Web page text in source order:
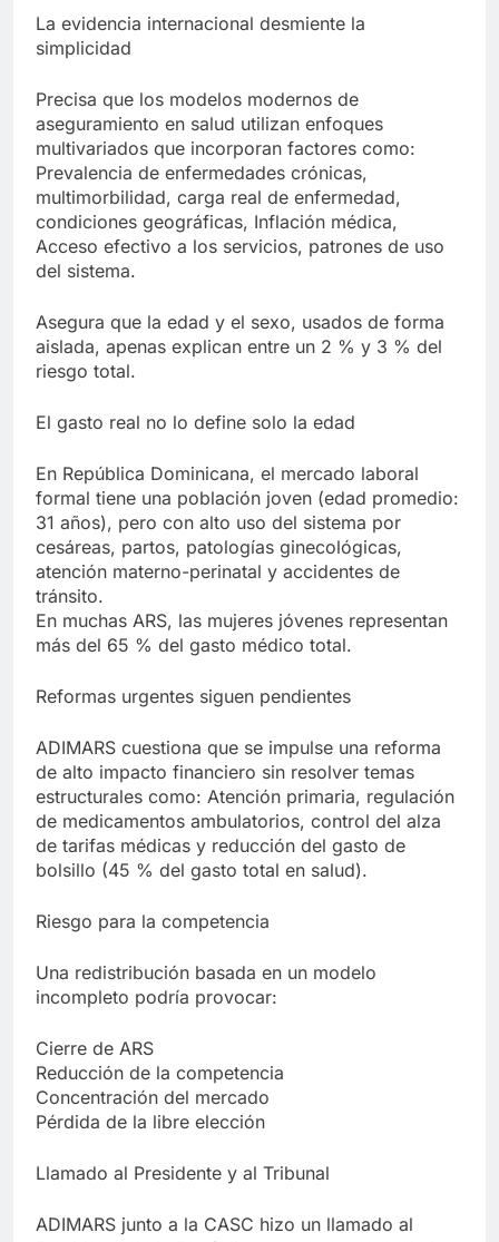
La evidencia internacional desmiente la
simplicidad
Precisa que los modelos modernos de
aseguramiento en salud utilizan enfoques
multivariados que incorporan factores como:
Prevalencia de enfermedades crónicas,
multimorbilidad, carga real de enfermedad,
condiciones geográficas, Inflación médica,
Acceso efectivo a los servicios, patrones de uso
del sistema.
Asegura que la edad y el sexo, usados de forma
aislada, apenas explican entre un 2 % y 3 % del
riesgo total.
El gasto real no lo define solo la edad
En República Dominicana, el mercado laboral
formal tiene una población joven (edad promedio:
31 años), pero con alto uso del sistema por
cesáreas, partos, patologías ginecológicas,
atención materno-perinatal y accidentes de
tránsito.
En muchas ARS, las mujeres jóvenes representan
más del 65 % del gasto médico total.
Reformas urgentes siguen pendientes
ADIMARS cuestiona que se impulse una reforma
de alto impacto financiero sin resolver temas
estructurales como: Atención primaria, regulación
de medicamentos ambulatorios, control del alza
de tarifas médicas y reducción del gasto de
bolsillo (45 % del gasto total en salud).
Riesgo para la competencia
Una redistribución basada en un modelo
incompleto podría provocar:
Cierre de ARS
Reducción de la competencia
Concentración del mercado
Pérdida de la libre elección
Llamado al Presidente y al Tribunal
ADIMARS junto a la CASC hizo un llamado al